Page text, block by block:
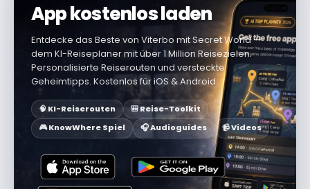
App kostenlos laden
Entdecke das Beste von Viterbo mit Secret World —
dem KI-Reiseplaner mit über 1 Million Reisezielen.
Personalisierte Reiserouten und versteckte
Geheimtipps. Kostenlos für iOS & Android.
🧠 KI-Reiserouten
🎒 Reise-Toolkit
🎮 KnowWhere Spiel
🎧 Audioguides 📹 Videos